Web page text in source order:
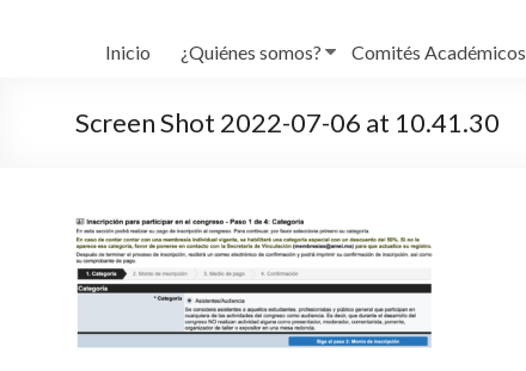
Inicio ¿Quiénes somos? Comités Académicos
Screen Shot 2022-07-06 at 10.41.30